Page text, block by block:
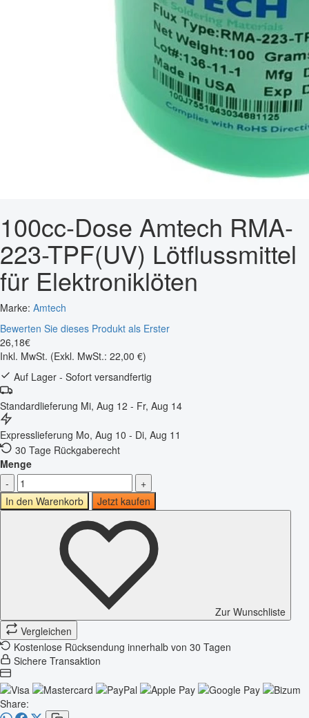
100cc-Dose Amtech RMA-
223-TPF(UV) Lötflussmittel
für Elektroniklöten
Marke: Amtech
Bewerten Sie dieses Produkt als Erster
26,18€
Inkl. MwSt. (Exkl. MwSt.: 22,00 €)
Auf Lager - Sofort versandfertig
Standardlieferung Mi, Aug 12 - Fr, Aug 14
Expresslieferung Mo, Aug 10 - Di, Aug 11
30 Tage Rückgaberecht
Menge
-
+
In den Warenkorb
Jetzt kaufen
Zur Wunschliste
Vergleichen
Kostenlose Rücksendung innerhalb von 30 Tagen
Sichere Transaktion
Share: